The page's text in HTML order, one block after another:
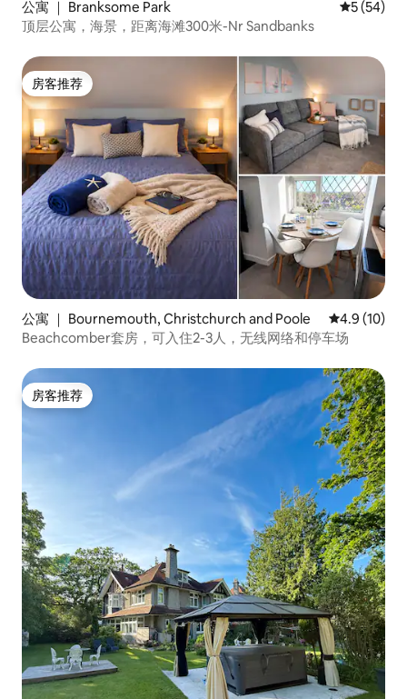
公寓 ｜ Branksome Park 平均评分
5 (54)
顶层公寓，海景，距离海滩300米-Nr Sandbanks
房客推荐
房客推荐
公寓 ｜ Bournemouth, Christchurch and Poole 平均评分
4.9 (10)
Beachcomber套房，可入住2-3人，无线网络和停车场
房客推荐
房客推荐